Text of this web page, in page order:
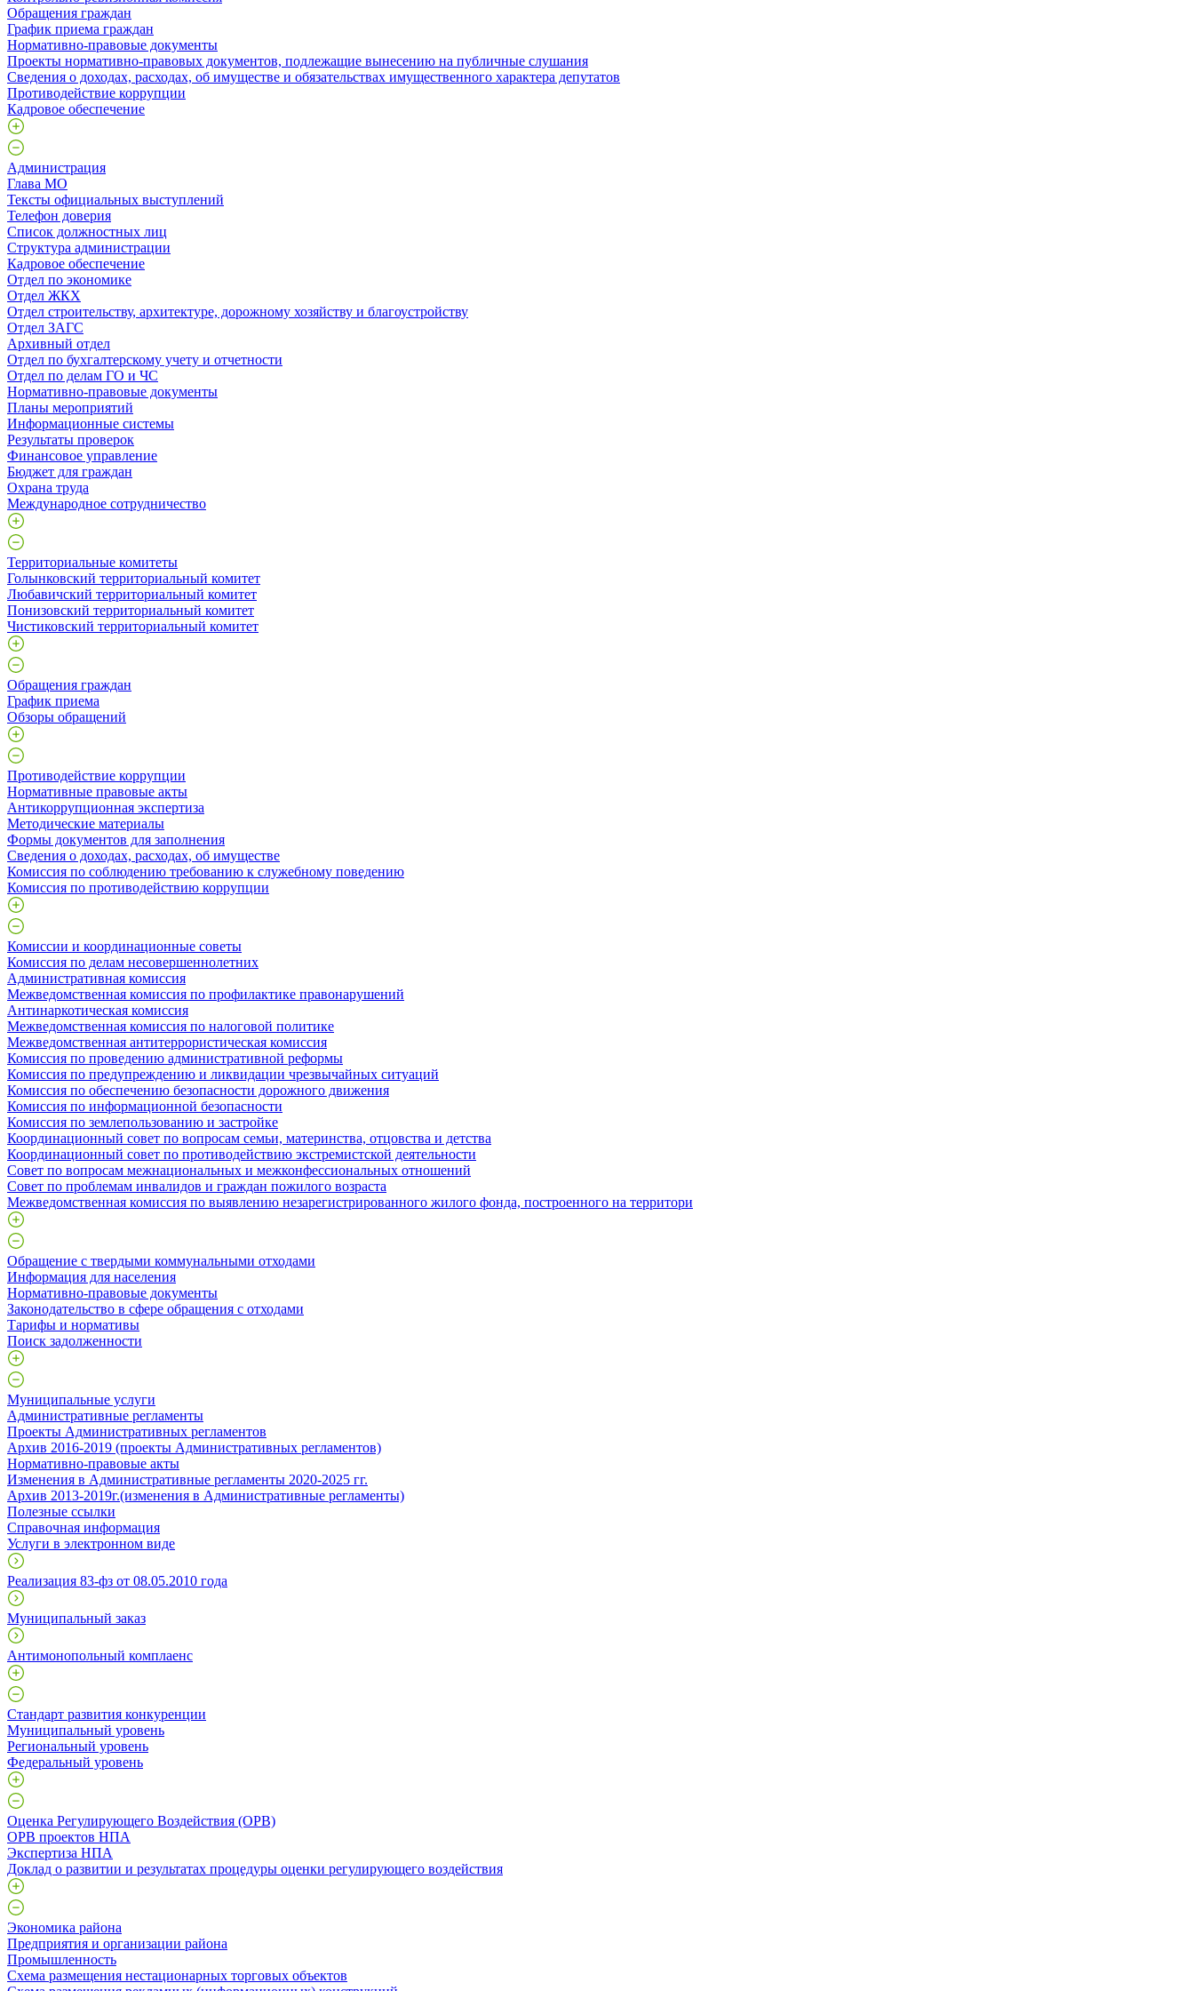
Обращения граждан
График приема граждан
Нормативно-правовые документы
Проекты нормативно-правовых документов, подлежащие вынесению на публичные слушания
Сведения о доходах, расходах, об имуществе и обязательствах имущественного характера депутатов
Противодействие коррупции
Кадровое обеспечение
Администрация
Глава МО
Тексты официальных выступлений
Телефон доверия
Список должностных лиц
Структура администрации
Кадровое обеспечение
Отдел по экономике
Отдел ЖКХ
Отдел строительству, архитектуре, дорожному хозяйству и благоустройству
Отдел ЗАГС
Архивный отдел
Отдел по бухгалтерскому учету и отчетности
Отдел по делам ГО и ЧС
Нормативно-правовые документы
Планы мероприятий
Информационные системы
Результаты проверок
Финансовое управление
Бюджет для граждан
Охрана труда
Международное сотрудничество
Территориальные комитеты
Голынковский территориальный комитет
Любавичский территориальный комитет
Понизовский территориальный комитет
Чистиковский территориальный комитет
Обращения граждан
График приема
Обзоры обращений
Противодействие коррупции
Нормативные правовые акты
Антикоррупционная экспертиза
Методические материалы
Формы документов для заполнения
Сведения о доходах, расходах, об имуществе
Комиссия по соблюдению требованию к служебному поведению
Комиссия по противодействию коррупции
Комиссии и координационные советы
Комиссия по делам несовершеннолетних
Административная комиссия
Межведомственная комиссия по профилактике правонарушений
Антинаркотическая комиссия
Межведомственная комиссия по налоговой политике
Межведомственная антитеррористическая комиссия
Комиссия по проведению административной реформы
Комиссия по предупреждению и ликвидации чрезвычайных ситуаций
Комиссия по обеспечению безопасности дорожного движения
Комиссия по информационной безопасности
Комиссия по землепользованию и застройке
Координационный совет по вопросам семьи, материнства, отцовства и детства
Координационный совет по противодействию экстремистской деятельности
Совет по вопросам межнациональных и межконфессиональных отношений
Совет по проблемам инвалидов и граждан пожилого возраста
Межведомственная комиссия по выявлению незарегистрированного жилого фонда, построенного на территори
Обращение с твердыми коммунальными отходами
Информация для населения
Нормативно-правовые документы
Законодательство в сфере обращения с отходами
Тарифы и нормативы
Поиск задолженности
Муниципальные услуги
Административные регламенты
Проекты Административных регламентов
Архив 2016-2019 (проекты Административных регламентов)
Нормативно-правовые акты
Изменения в Административные регламенты 2020-2025 гг.
Архив 2013-2019г.(изменения в Административные регламенты)
Полезные ссылки
Справочная информация
Услуги в электронном виде
Реализация 83-фз от 08.05.2010 года
Муниципальный заказ
Антимонопольный комплаенс
Стандарт развития конкуренции
Муниципальный уровень
Региональный уровень
Федеральный уровень
Оценка Регулирующего Воздействия (ОРВ)
ОРВ проектов НПА
Экспертиза НПА
Доклад о развитии и результатах процедуры оценки регулирующего воздействия
Экономика района
Предприятия и организации района
Промышленность
Схема размещения нестационарных торговых объектов